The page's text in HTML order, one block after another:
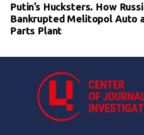
Putin’s Hucksters. How
Bankrupted Melitopol Auto
Parts Plant